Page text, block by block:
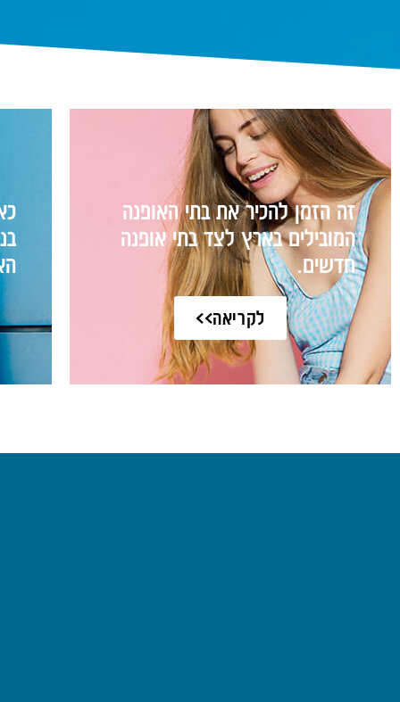
זה הזמן להכיר את בתי האופנה
המובילים בארץ לצד בתי אופנה
חדשים.
לקריאה>>